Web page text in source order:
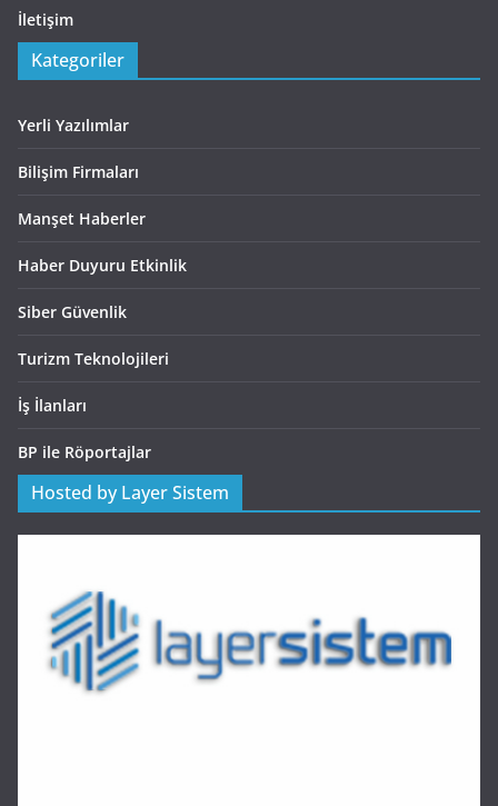
İletişim
Kategoriler
Yerli Yazılımlar
Bilişim Firmaları
Manşet Haberler
Haber Duyuru Etkinlik
Siber Güvenlik
Turizm Teknolojileri
İş İlanları
BP ile Röportajlar
Hosted by Layer Sistem